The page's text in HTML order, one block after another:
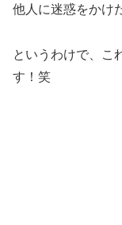
他人に迷惑をかけ
というわけで、こ
す！笑